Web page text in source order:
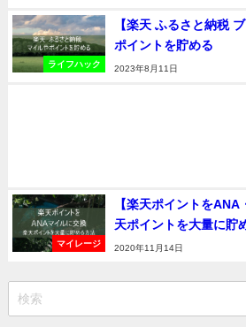
ライフハック
【楽天 ふるさと納税
ポイントを貯める
2023年8月11日
マイレージ
【楽天ポイントを
天ポイントを大量に貯
2020年11月14日